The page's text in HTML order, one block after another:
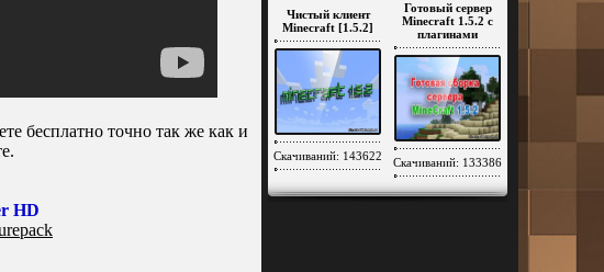
Чистый клиент
Minecraft [1.5.2]
Скачиваний: 143622
Готовый сервер
Minecraft 1.5.2 c
плагинами
Скачиваний: 133386
бесплатно точно так же как и
HD